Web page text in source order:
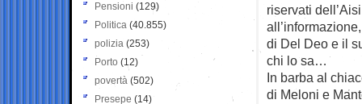
riservati
di Del Deo e il
chi lo sa…
In barba al
di Meloni e
Pensioni (129)
Politica (40.855)
polizia (253)
Porto (12)
povertà (502)
Presepe (14)